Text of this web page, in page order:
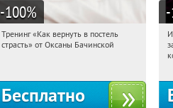
-100%
17:27:27 Получили:
Тренинг «Как вернуть в постель
страсть» от Оксаны Бачинской
Бесплатно